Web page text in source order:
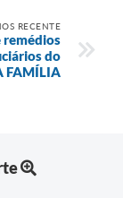
RECENTE
remédios
do
FAMÍLIA